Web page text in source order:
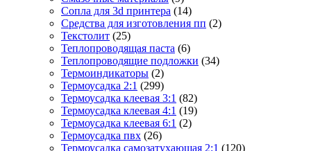
Сопла для 3d принтера (14)
Средства для изготовления пп (2)
Текстолит (25)
Теплопроводящая паста (6)
Теплопроводящие подложки (34)
Термоиндикаторы (2)
Термоусадка 2:1 (299)
Термоусадка клеевая 3:1 (82)
Термоусадка клеевая 4:1 (19)
Термоусадка клеевая 6:1 (2)
Термоусадка пвх (26)
Термоусадка самозатухающая 2:1 (120)